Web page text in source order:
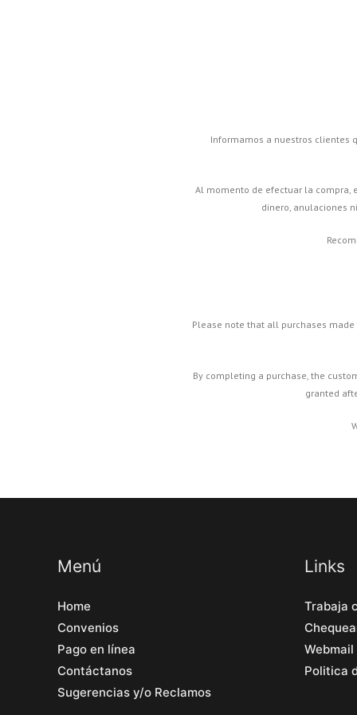
Informamos a nuestros clientes
Al momento de efectuar la compra,
dinero, anulaciones
Please note that all purchases
By completing a purchase, the
granted
Menú
Home
Convenios
Pago en línea
Contáctanos
Sugerencias y/o Reclamos
Links
Trabaja
Webmail
Politica